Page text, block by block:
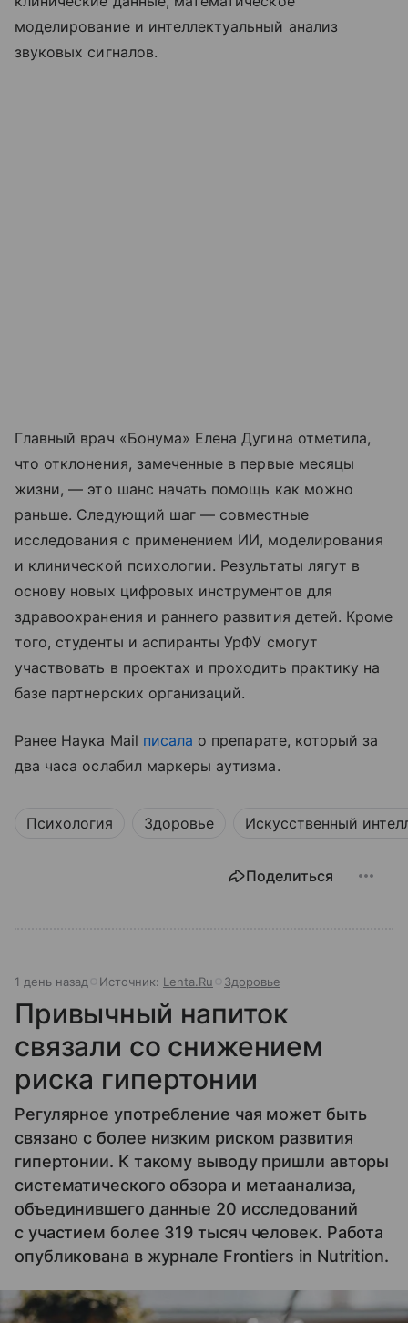
моделирование и интеллектуальный анализ
звуковых сигналов.
Главный врач «Бонума» Елена Дугина отметила,
что отклонения, замеченные в первые месяцы
жизни, — это шанс начать помощь как можно
раньше. Следующий шаг — совместные
исследования с применением ИИ, моделирования
и клинической психологии. Результаты лягут в
основу новых цифровых инструментов для
здравоохранения и раннего развития детей. Кроме
того, студенты и аспиранты УрФУ смогут
участвовать в проектах и проходить практику на
базе партнерских организаций.
Ранее Наука Mail писала о препарате, который за
два часа ослабил маркеры аутизма.
Психология Здоровье Искусственный
Поделиться
1 день назад Источник: Lenta.Ru Здоровье
Привычный напиток
связали со снижением
риска гипертонии
Регулярное употребление чая может быть
связано с более низким риском развития
гипертонии. К такому выводу пришли авторы
систематического обзора и метаанализа,
объединившего данные 20 исследований
с участием более 319 тысяч человек. Работа
опубликована в журнале Frontiers in Nutrition.